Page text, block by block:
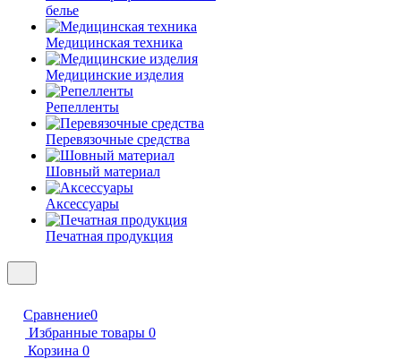
белье
Медицинская техника
Медицинские изделия
Репелленты
Перевязочные средства
Шовный материал
Аксессуары
Печатная продукция
Сравнение0
Избранные товары 0
Корзина 0